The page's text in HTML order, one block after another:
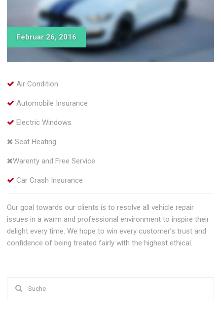
Februar 26, 2016
Air Condition
Automobile Insurance
Electric Windows
Seat Heating
Warenty and Free Service
Car Crash Insurance
Our goal towards our clients is to resolve all vehicle repair
issues in a warm and professional environment to inspire their
delight every time. We hope to win every customer’s trust and
confidence of being treated fairly with the highest ethical.
nach: